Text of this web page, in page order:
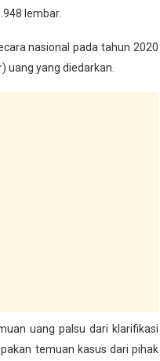
lembar.
nasional pada tahun 2020
uang yang diedarkan.
uang palsu dari klarifikasi
temuan kasus dari pihak